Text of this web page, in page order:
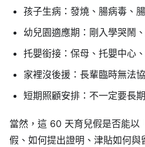
孩子生病：發燒、腸病毒、
幼兒園適應期：剛入學哭鬧
托嬰銜接：保母、托嬰中心
家裡沒後援：長輩臨時無法
短期照顧安排：不一定要長
當然，這 60 天育兒假是否能以
假、如何提出證明、津貼如何